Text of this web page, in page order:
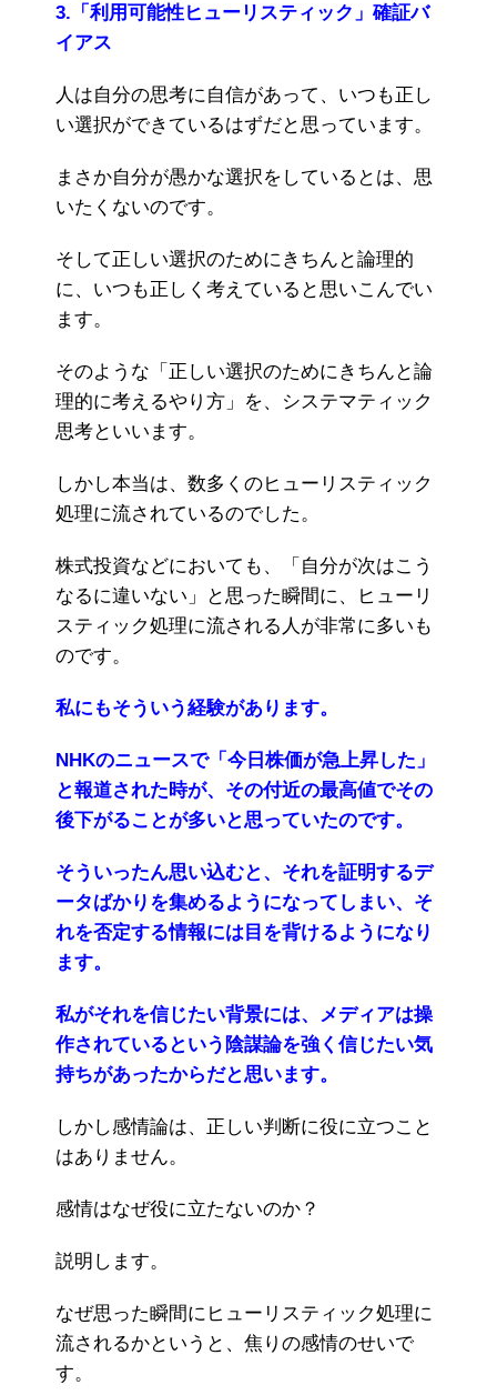
3.「利用可能性ヒューリスティック」確証バ
イアス
人は自分の思考に自信があって、いつも正し
い選択ができているはずだと思っています。
まさか自分が愚かな選択をしているとは、思
いたくないのです。
そして正しい選択のためにきちんと論理的
に、いつも正しく考えていると思いこんでい
ます。
そのような「正しい選択のためにきちんと論
理的に考えるやり方」を、システマティック
思考といいます。
しかし本当は、数多くのヒューリスティック
処理に流されているのでした。
株式投資などにおいても、「自分が次はこう
なるに違いない」と思った瞬間に、ヒューリ
スティック処理に流される人が非常に多いも
のです。
私にもそういう経験があります。
NHKのニュースで「今日株価が急上昇した」
と報道された時が、その付近の最高値でその
後下がることが多いと思っていたのです。
そういったん思い込むと、それを証明するデ
ータばかりを集めるようになってしまい、そ
れを否定する情報には目を背けるようになり
ます。
私がそれを信じたい背景には、メディアは操
作されているという陰謀論を強く信じたい気
持ちがあったからだと思います。
しかし感情論は、正しい判断に役に立つこと
はありません。
感情はなぜ役に立たないのか？
説明します。
なぜ思った瞬間にヒューリスティック処理に
流されるかというと、焦りの感情のせいで
す。